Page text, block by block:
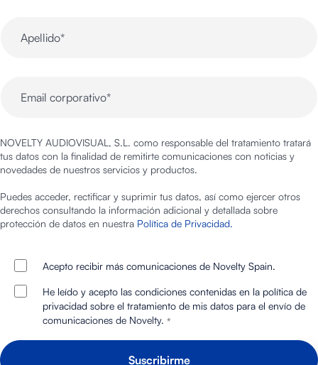
NOVELTY AUDIOVISUAL, S.L. como responsable del tratamiento tratará
tus datos con la finalidad de remitirte comunicaciones con noticias y
novedades de nuestros servicios y productos.
Puedes acceder, rectificar y suprimir tus datos, así como ejercer otros
derechos consultando la información adicional y detallada sobre
protección de datos en nuestra Política de Privacidad.
Acepto recibir más comunicaciones de Novelty Spain.
He leído y acepto las condiciones contenidas en la política de
privacidad sobre el tratamiento de mis datos para el envío de
comunicaciones de Novelty. *